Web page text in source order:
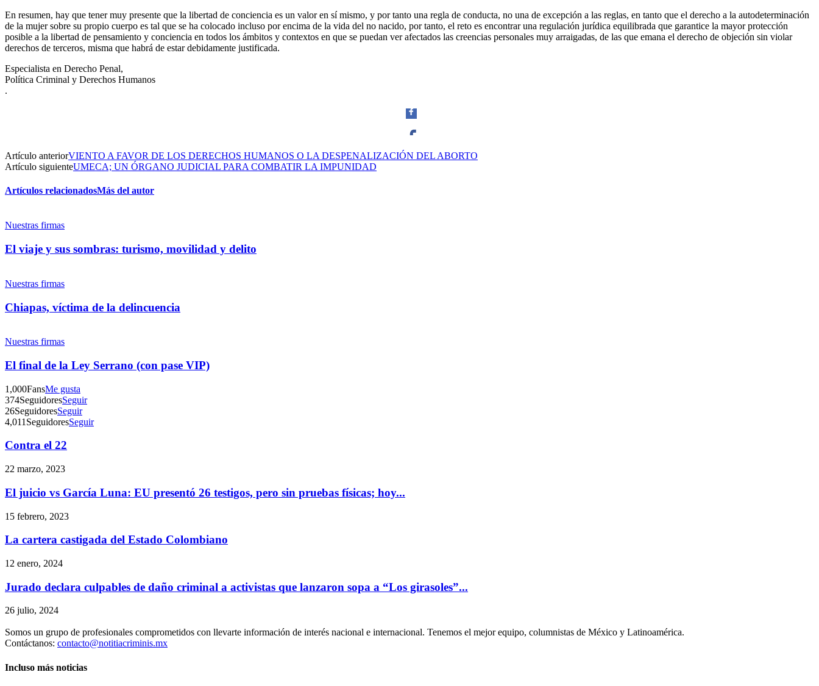
En resumen, hay que tener muy presente que la libertad de conciencia es un valor en sí mismo, y por tanto una regla de conducta, no una de excepción a las reglas, en tanto que el derecho a la autodeterminación
de la mujer sobre su propio cuerpo es tal que se ha colocado incluso por encima de la vida del no nacido, por tanto, el reto es encontrar una regulación jurídica equilibrada que garantice la mayor protección
posible a la libertad de pensamiento y conciencia en todos los ámbitos y contextos en que se puedan ver afectados las creencias personales muy arraigadas, de las que emana el derecho de objeción sin violar
derechos de terceros, misma que habrá de estar debidamente justificada.
Especialista en Derecho Penal,
Política Criminal y Derechos Humanos
.
Facebook
Artículo anteriorVIENTO A FAVOR DE LOS DERECHOS HUMANOS O LA DESPENALIZACIÓN DEL ABORTO
Artículo siguienteUMECA; UN ÓRGANO JUDICIAL PARA COMBATIR LA IMPUNIDAD
Artículos relacionadosMás del autor
Nuestras firmas
El viaje y sus sombras: turismo, movilidad y delito
Nuestras firmas
Chiapas, víctima de la delincuencia
Nuestras firmas
El final de la Ley Serrano (con pase VIP)
1,000FansMe gusta
374SeguidoresSeguir
26SeguidoresSeguir
4,011 SeguidoresSeguir
Contra el 22
22 marzo, 2023
El juicio vs García Luna: EU presentó 26 testigos, pero sin pruebas físicas; hoy...
15 febrero, 2023
La cartera castigada del Estado Colombiano
12 enero, 2024
Jurado declara culpables de daño criminal a activistas que lanzaron sopa a “Los girasoles”...
26 julio, 2024
Somos un grupo de profesionales comprometidos con llevarte información de interés nacional e internacional. Tenemos el mejor equipo, columnistas de México y Latinoamérica.
Contáctanos: contacto@notitiacriminis.mx
Incluso más noticias